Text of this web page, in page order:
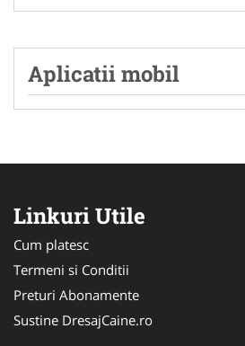
Aplicatii mobil
Linkuri Utile
Cum platesc
Termeni si Conditii
Preturi Abonamente
Sustine DresajCaine.ro